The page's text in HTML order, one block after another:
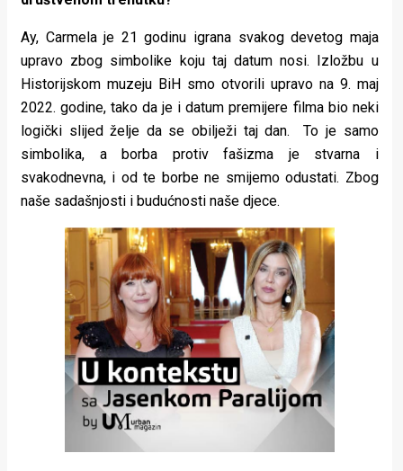
Ay, Carmela je 21 godinu igrana svakog devetog maja
upravo zbog simbolike koju taj datum nosi. Izložbu u
Historijskom muzeju BiH smo otvorili upravo na 9. maj
2022. godine, tako da je i datum premijere filma bio neki
logički slijed želje da se obilježi taj dan. To je samo
simbolika, a borba protiv fašizma je stvarna i
svakodnevna, i od te borbe ne smijemo odustati. Zbog
naše sadašnjosti i budućnosti naše djece.